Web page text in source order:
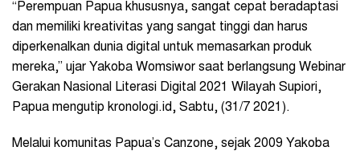
“Perempuan Papua khususnya, sangat cepat beradaptasi
dan memiliki kreativitas yang sangat tinggi dan harus
diperkenalkan dunia digital untuk memasarkan produk
mereka,” ujar Yakoba Womsiwor saat berlangsung Webinar
Gerakan Nasional Literasi Digital 2021 Wilayah Supiori,
Papua mengutip kronologi.id, Sabtu, (31/7 2021).
Melalui komunitas Papua’s Canzone, sejak 2009 Yakoba